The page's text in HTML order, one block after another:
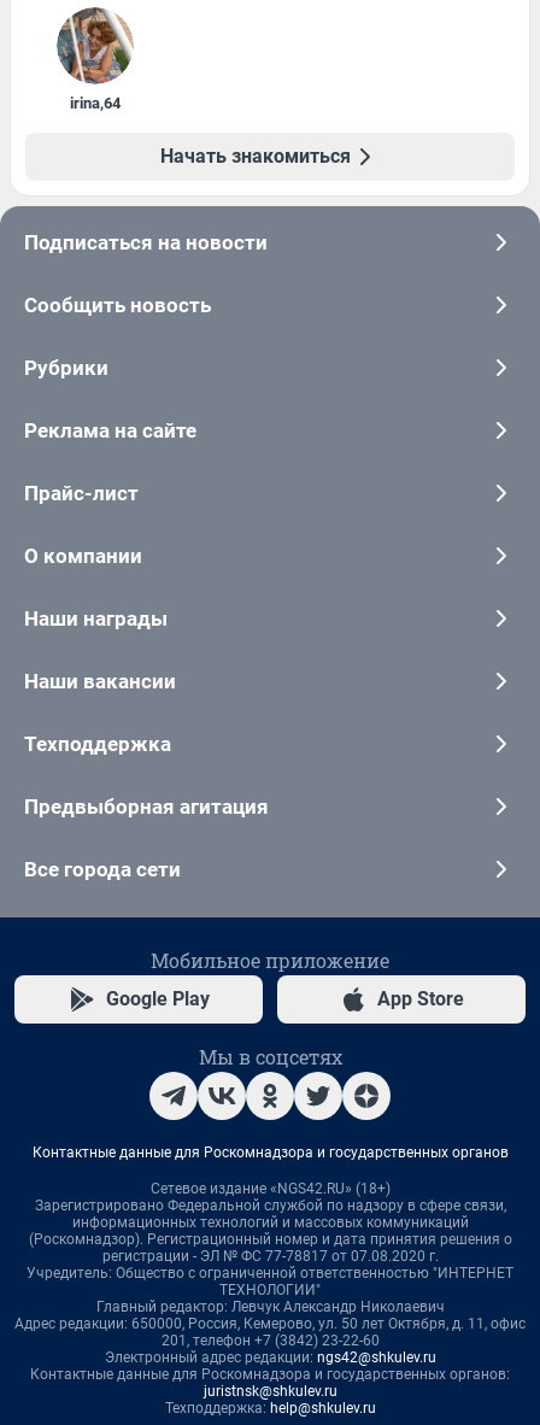
irina,64
Начать знакомиться
Подписаться на новости
Сообщить новость
Рубрики
Реклама на сайте
Прайс-лист
О компании
Наши награды
Наши вакансии
Техподдержка
Предвыборная агитация
Все города сети
Мобильное приложение
Google Play App Store
Мы в соцсетях
Контактные данные для Роскомнадзора и государственных органов
Сетевое издание «NGS42.RU» (18+)
Зарегистрировано Федеральной службой по надзору в сфере связи,
информационных технологий и массовых коммуникаций
(Роскомнадзор). Регистрационный номер и дата принятия решения о
регистрации - ЭЛ № ФС 77-78817 от 07.08.2020 г.
Учредитель: Общество с ограниченной ответственностью "ИНТЕРНЕТ
ТЕХНОЛОГИИ"
Главный редактор: Левчук Александр Николаевич
Адрес редакции: 650000, Россия, Кемерово, ул. 50 лет Октября, д. 11, офис
201, телефон +7 (3842) 23-22-60
Электронный адрес редакции: ngs42@shkulev.ru
Контактные данные для Роскомнадзора и государственных органов:
juristnsk@shkulev.ru
Техподдержка: help@shkulev.ru